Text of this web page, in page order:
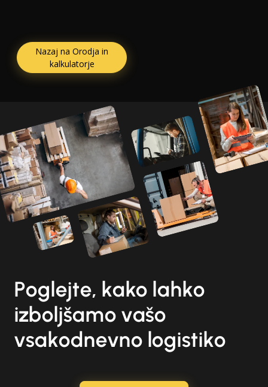
Nazaj na Orodja in
kalkulatorje
Poglejte, kako lahko
izboljšamo vašo
vsakodnevno logistiko